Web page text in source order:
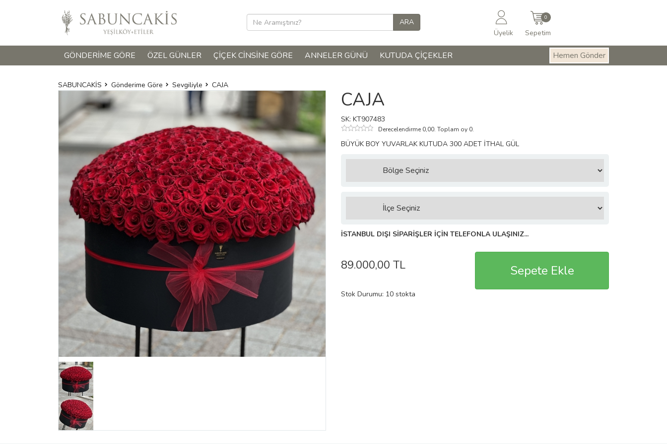
Üyelik
0
Sepetim
GÖNDERIME GÖRE ÖZEL GÜNLER ÇIÇEK CINSINE GÖRE ANNELER GÜNÜ KUTUDA ÇIÇEKLER Hemen Gönder
SABUNCAKİS Gönderime Göre Sevgiliyle CAJA
CAJA
SK: KT907483
Derecelendirme 0,00. Toplam oy 0.
BÜYÜK BOY YUVARLAK KUTUDA 300 ADET İTHAL GÜL
İSTANBUL DIŞI SİPARİŞLER İÇİN TELEFONLA ULAŞINIZ...
89.000,00 TL
Stok Durumu: 10 stokta